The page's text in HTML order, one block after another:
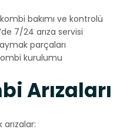
kombi bakımı ve kontrolü
7/24 arıza servisi
parçaları
kurulumu
Arızaları
arızalar: